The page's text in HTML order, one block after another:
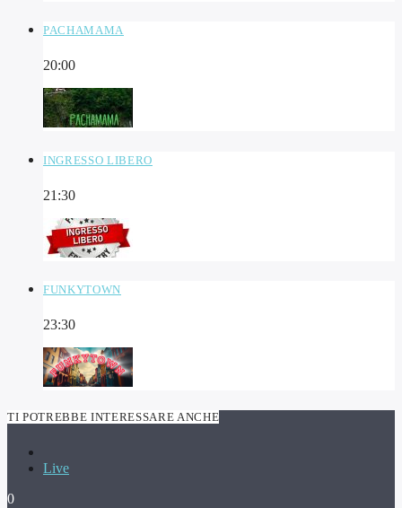
PACHAMAMA
20:00
INGRESSO LIBERO
21:30
FUNKYTOWN
23:30
TI POTREBBE INTERESSARE ANCHE
Live
0